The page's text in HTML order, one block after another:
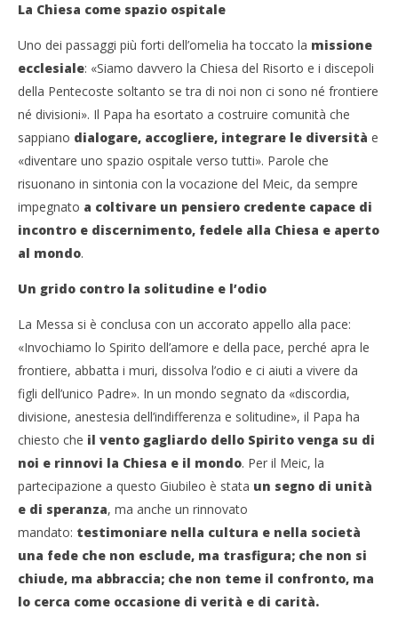
La Chiesa come spazio ospitale
Uno dei passaggi più forti dell’omelia ha toccato la missione
ecclesiale: «Siamo davvero la Chiesa del Risorto e i discepoli
della Pentecoste soltanto se tra di noi non ci sono né frontiere
né divisioni». Il Papa ha esortato a costruire comunità che
sappiano dialogare, accogliere, integrare le diversità e
«diventare uno spazio ospitale verso tutti». Parole che
risuonano in sintonia con la vocazione del Meic, da sempre
impegnato a coltivare un pensiero credente capace di
incontro e discernimento, fedele alla Chiesa e aperto
al mondo.
Un grido contro la solitudine e l’odio
La Messa si è conclusa con un accorato appello alla pace:
«Invochiamo lo Spirito dell’amore e della pace, perché apra le
frontiere, abbatta i muri, dissolva l’odio e ci aiuti a vivere da
figli dell’unico Padre». In un mondo segnato da «discordia,
divisione, anestesia dell’indifferenza e solitudine», il Papa ha
chiesto che il vento gagliardo dello Spirito venga su di
noi e rinnovi la Chiesa e il mondo. Per il Meic, la
partecipazione a questo Giubileo è stata un segno di unità
e di speranza, ma anche un rinnovato
mandato: testimoniare nella cultura e nella società
una fede che non esclude, ma trasfigura; che non si
chiude, ma abbraccia; che non teme il confronto, ma
lo cerca come occasione di verità e di carità.